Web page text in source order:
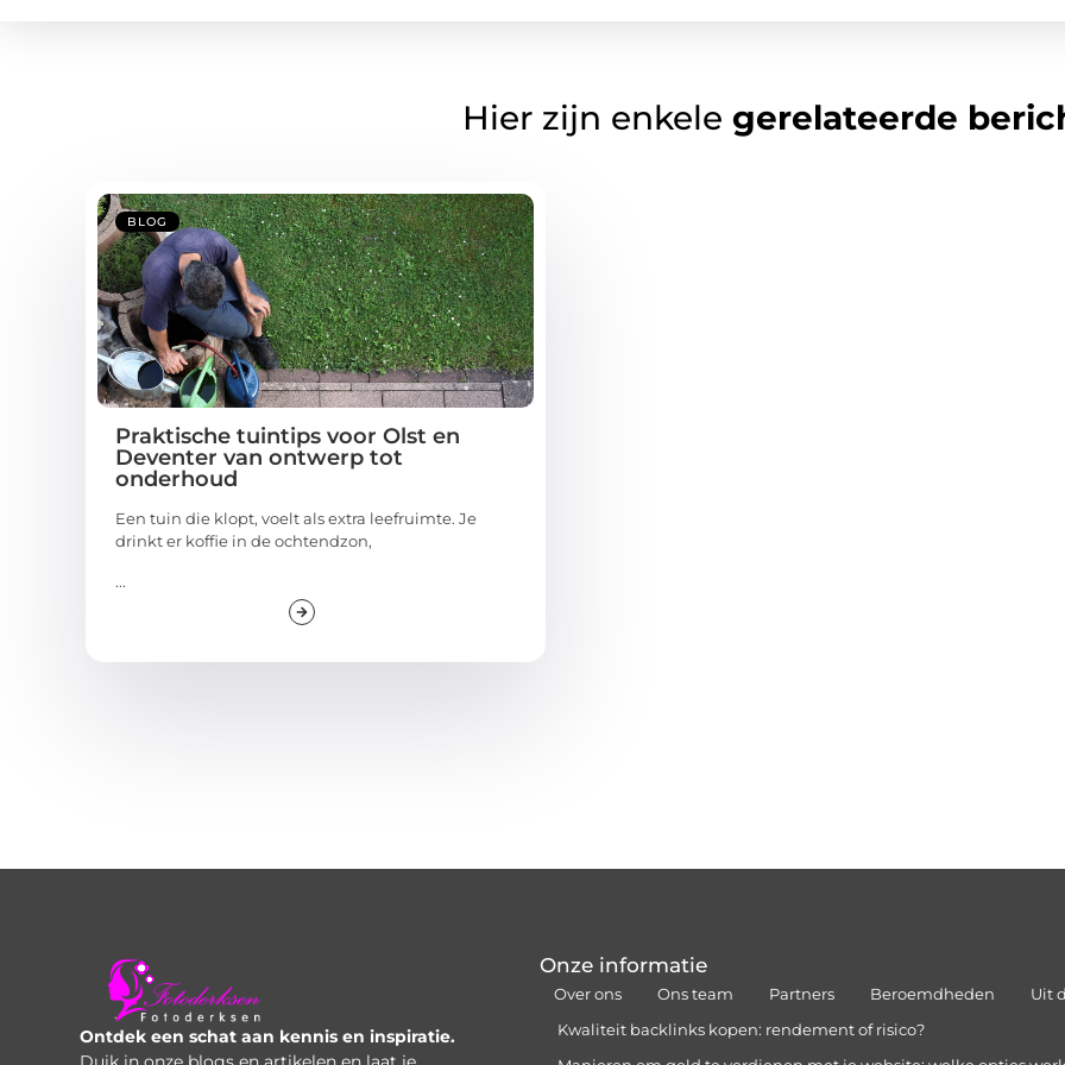
Hier zijn enkele gerelateerde
BLOG
Praktische tuintips voor Olst en
Deventer van ontwerp tot
onderhoud
Een tuin die klopt, voelt als extra leefruimte. Je
drinkt er koffie in de ochtendzon,
...
Ontdek een schat aan kennis en inspiratie.
Onze informatie
Over ons Ons team Partners Beroemdheden
Uit
Kwaliteit backlinks kopen: rendement of risico?